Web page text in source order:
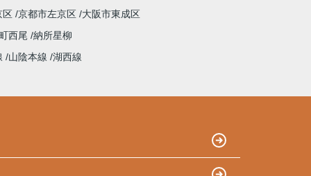
区 京都市左京区 大阪市東成区
西尾 納所星柳
山陰本線 湖西線